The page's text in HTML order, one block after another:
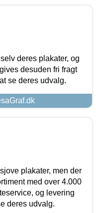
deres plakater, og
desuden fri fragt
se deres udvalg.
plakater, men der
med over 4.000
og levering
deres udvalg.